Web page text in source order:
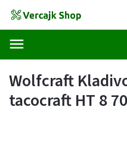
Wolfcraft
tacocraft HT 8